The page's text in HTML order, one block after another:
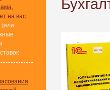
на вас
(или